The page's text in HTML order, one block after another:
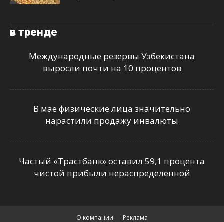
в тренде
Международные резервы Узбекистана
выросли почти на 10 процентов
В мае физические лица значительно
нарастили продажу инвалюты
Частый «Трастбанк» оставил 59,1 процента
чистой прибыли нераспределенной
О компании Реклама